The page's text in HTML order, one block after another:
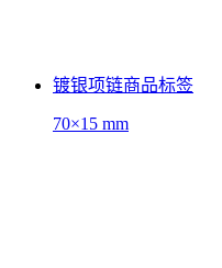
镀银项链商品标签
70×15 mm